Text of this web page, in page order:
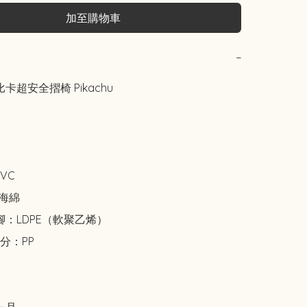
加至購物車
−
卡超安全摺椅 Pikachu
綿
LDPE（軟聚乙烯）
：PP